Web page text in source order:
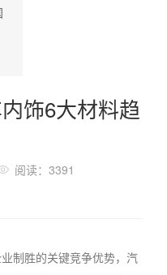
饰6大材料趋
阅读：3391
胜的关键竞争优势，汽